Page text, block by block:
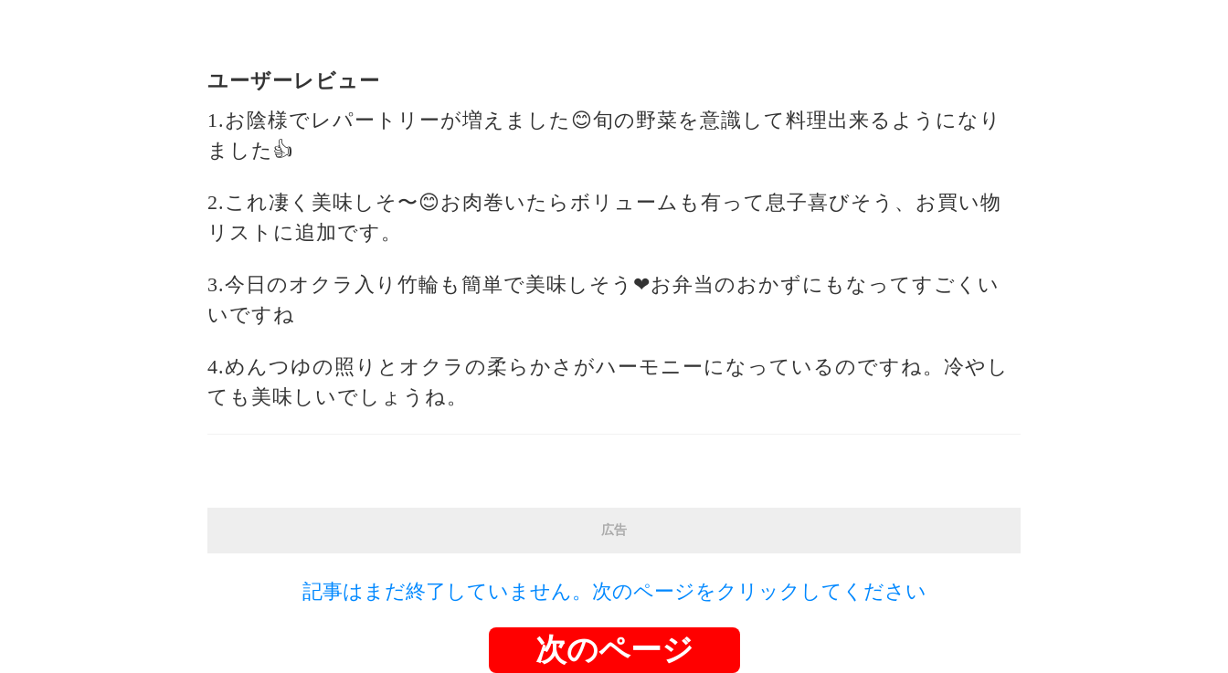
ユーザーレビュー
1.お陰様でレパートリーが増えました😊旬の野菜を意識して料理出来るようになり
ました👍
2.これ凄く美味しそ〜😊お肉巻いたらボリュームも有って息子喜びそう、お買い物
リストに追加です。
3.今日のオクラ入り竹輪も簡単で美味しそう❤お弁当のおかずにもなってすごくい
いですね
4.めんつゆの照りとオクラの柔らかさがハーモニーになっているのですね。冷やし
ても美味しいでしょうね。
広告
記事はまだ終了していません。次のページをクリックしてください
次のページ